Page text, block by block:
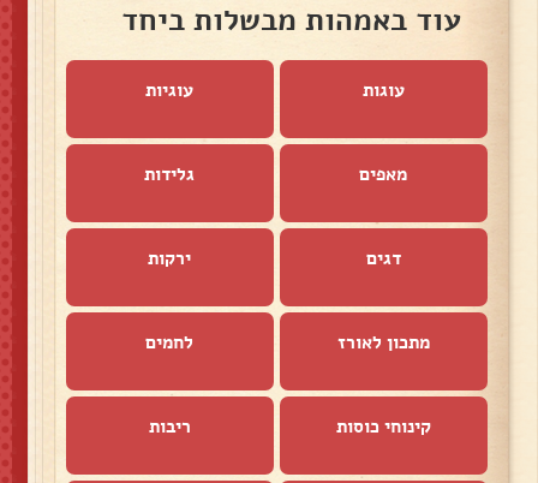
עוד באמהות מבשלות ביחד
עוגות עוגיות
מאפים גלידות
דגים ירקות
מתכון לאורז לחמים
קינוחי כוסות ריבות